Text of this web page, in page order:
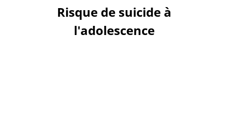
Risque de suicide à
l'adolescence